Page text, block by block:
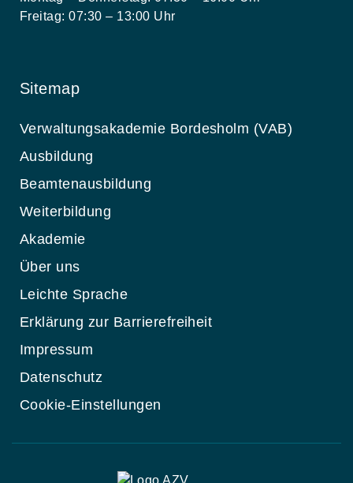
Freitag: 07:30 – 13:00 Uhr
Sitemap
Verwaltungsakademie Bordesholm (VAB)
Ausbildung
Beamtenausbildung
Weiterbildung
Akademie
Über uns
Leichte Sprache
Erklärung zur Barrierefreiheit
Impressum
Datenschutz
Cookie-Einstellungen